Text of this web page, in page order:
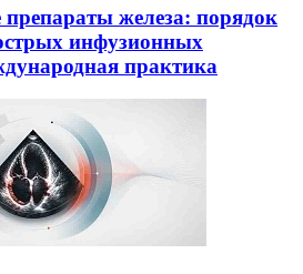
железа: порядок
инфузионных
практика